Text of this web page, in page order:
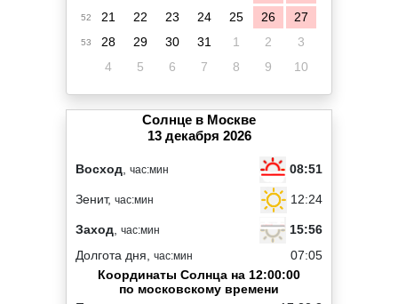
52 21 22 23 24 25 26 27
53 28 29 30 31 1 2
3
4
5 6 7 8 9 10
Солнце в Москве
13 декабря 2026
Восход час:мин 08:51
Зенит, час:мин 12:24
Заход час:мин
15:56
Долгота дня, час:мин
07:05
Координаты Солнца на 12:00:00
по московскому времени